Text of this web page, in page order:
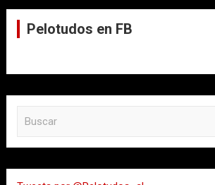
Pelotudos en FB
a